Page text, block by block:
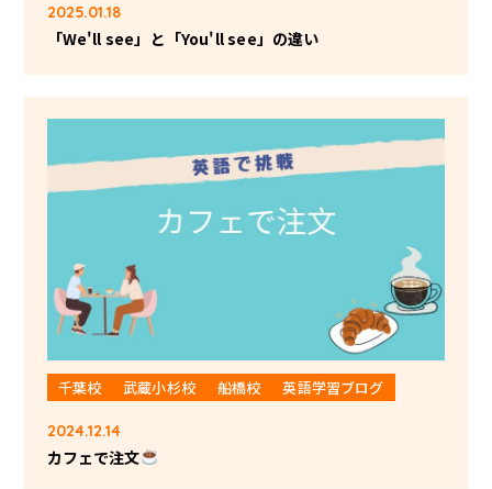
2025.01.18
「We'll see」と「You'll see」の違い
千葉校 武蔵小杉校 船橋校 英語学習ブログ
2024.12.14
カフェで注文